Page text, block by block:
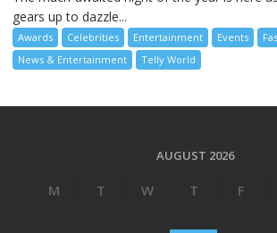
gears up to dazzle...
Awards Celebrities Entertainment Events
News & Entertainment
Telly World
AUGUST 2026
M T W T F